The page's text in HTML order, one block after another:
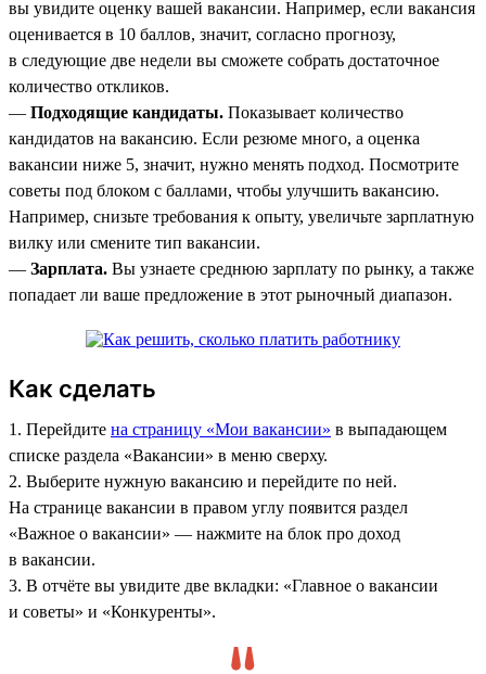
вы увидите оценку вашей вакансии. Например, если вакансия
оценивается в 10 баллов, значит, согласно прогнозу,
в следующие две недели вы сможете собрать достаточное
количество откликов.
— Подходящие кандидаты. Показывает количество
кандидатов на вакансию. Если резюме много, а оценка
вакансии ниже 5, значит, нужно менять подход. Посмотрите
советы под блоком с баллами, чтобы улучшить вакансию.
Например, снизьте требования к опыту, увеличьте зарплатную
вилку или смените тип вакансии.
— Зарплата. Вы узнаете среднюю зарплату по рынку, а также
попадает ли ваше предложение в этот рыночный диапазон.
Как сделать
1. Перейдите на страницу «Мои вакансии» в выпадающем
списке раздела «Вакансии» в меню сверху.
2. Выберите нужную вакансию и перейдите по ней.
На странице вакансии в правом углу появится раздел
«Важное о вакансии» — нажмите на блок про доход
в вакансии.
3. В отчёте вы увидите две вкладки: «Главное о вакансии
и советы» и «Конкуренты».